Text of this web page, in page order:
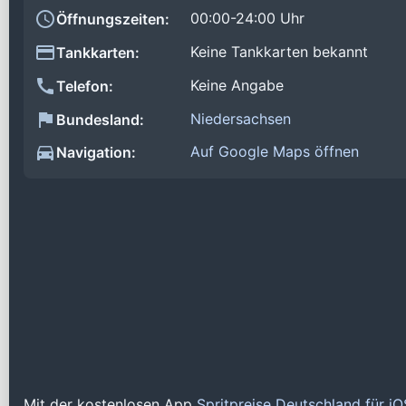
Öffnungszeiten:
00:00-24:00 Uhr
Tankkarten:
Keine Tankkarten bekannt
Telefon:
Keine Angabe
Bundesland:
Niedersachsen
Navigation:
Auf Google Maps öffnen